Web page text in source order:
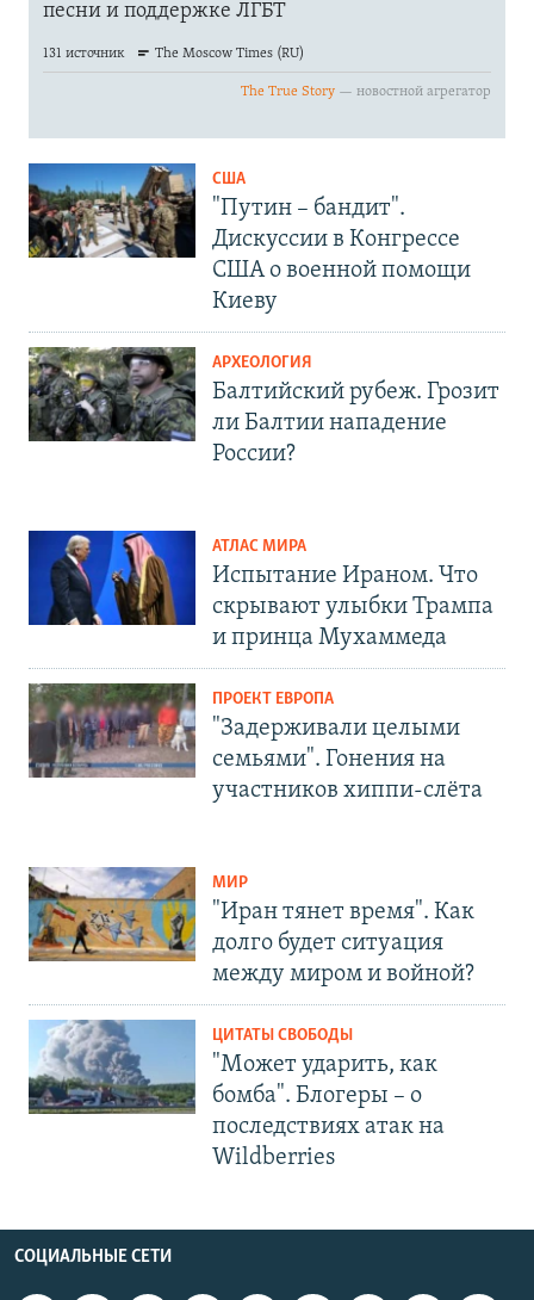
США
"Путин – бандит".
Дискуссии в Конгрессе
США о военной помощи
Киеву
АРХЕОЛОГИЯ
Балтийский рубеж. Грозит
ли Балтии нападение
России?
АТЛАС МИРА
Испытание Ираном. Что
скрывают улыбки Трампа
и принца Мухаммеда
ПРОЕКТ ЕВРОПА
"Задерживали целыми
семьями". Гонения на
участников хиппи-слёта
МИР
"Иран тянет время". Как
долго будет ситуация
между миром и войной?
ЦИТАТЫ СВОБОДЫ
"Может ударить, как
бомба". Блогеры – о
последствиях атак на
Wildberries
СОЦИАЛЬНЫЕ СЕТИ